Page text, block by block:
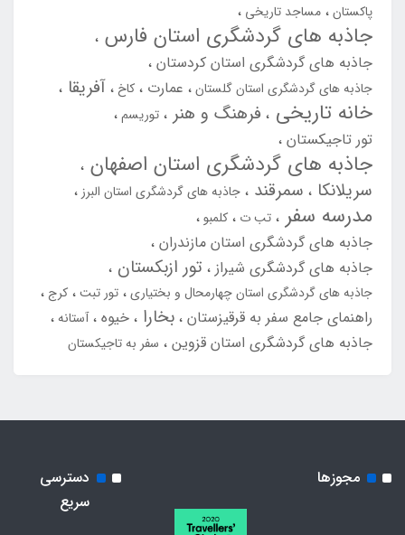
پاکستان مساجد تاریخی
جاذبه های گردشگری استان فارس
جاذبه های گردشگری استان کردستان
جاذبه های گردشگری استان گلستان عمارت کاخ آفریقا
خانه تاریخی فرهنگ و هنر توریسم
تور تاجیکستان
جاذبه های گردشگری استان اصفهان
سریلانکا سمرقند جاذبه های گردشگری استان البرز
مدرسه سفر تب ت کلمبو
جاذبه های گردشگری استان مازندران
جاذبه های گردشگری شیراز
تور ازبکستان
جاذبه های گردشگری استان چهارمحال و بختیاری تور تبت کرج
راهنمای جامع سفر به قرقیزستان بخارا خیوه آستانه
جاذبه های گردشگری استان قزوین سفر به تاجیکستان
مجوزها
دسترسی
سریع